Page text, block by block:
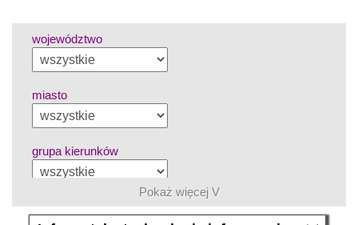
województwo
miasto
grupa kierunków
język
Pokaż więcej V